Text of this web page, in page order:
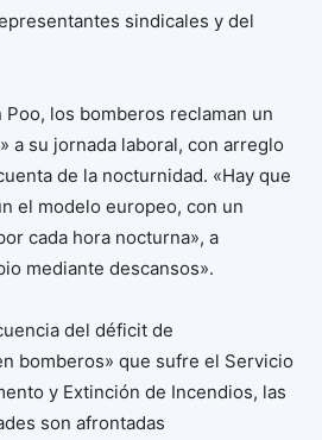
sindicales y del
los bomberos reclaman un
a su jornada laboral, con arreglo
de la nocturnidad. «Hay que
el modelo europeo, con un
cada hora nocturna», a
mediante descansos».
del déficit de
bomberos» que sufre el Servicio
y Extinción de Incendios, las
son afrontadas